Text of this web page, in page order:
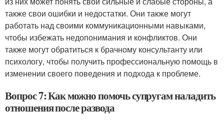
также свои ошибки и недостатки. Они также могут
работать над своими коммуникационными навыками,
чтобы избежать недопонимания и конфликтов. Они
также могут обратиться к брачному консультанту или
психологу, чтобы получить профессиональную помощь в
изменении своего поведения и подхода к проблеме.
Вопрос 7: Как можно помочь супругам наладить
отношения после развода